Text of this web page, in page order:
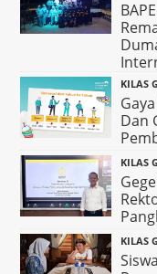
KILAS
Dan
KILAS
KILAS